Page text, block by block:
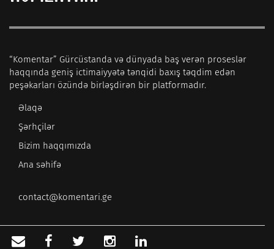
“Komentar” Gürcüstanda və dünyada baş verən proseslər
haqqında geniş ictimaiyyətə tənqidi baxış təqdim edən
peşəkarları özündə birləşdirən bir platformadır.
Əlaqə
Şərhçilər
Bizim haqqımızda
Ana səhifə
contact@komentari.ge